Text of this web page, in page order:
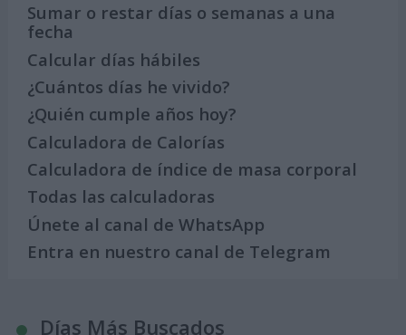
Sumar o restar días o semanas a una
fecha
Calcular días hábiles
¿Cuántos días he vivido?
¿Quién cumple años hoy?
Calculadora de Calorías
Calculadora de índice de masa corporal
Todas las calculadoras
Únete al canal de WhatsApp
Entra en nuestro canal de Telegram
Días Más Buscados